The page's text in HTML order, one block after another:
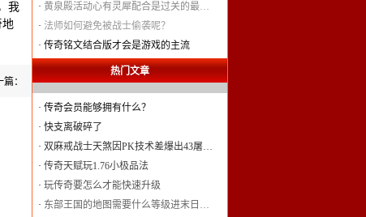
我
地
篇：
· 黄泉殿活动心有灵犀配合是过关的最…
· 法师如何避免被战士偷袭呢？
· 传奇铭文结合版才会是游戏的主流
热门文章
· 传奇会员能够拥有什么？
· 快支离破碎了
· 双麻戒战士天煞因PK技术差爆出43屠…
· 传奇天赋玩1.76小极品法
· 玩传奇要怎么才能快速升级
· 东部王国的地图需要什么等级进末日…